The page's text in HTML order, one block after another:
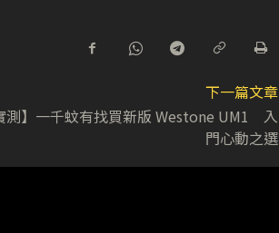
下一篇文章
測】一千蚊有找買新版 Westone UM1 入
門心動之選